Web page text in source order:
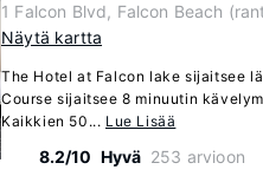
1 Falcon Blvd, Falcon Beach
Näytä kartta
The Hotel at Falcon lake sijaitsee
Course sijaitsee 8 minuutin
Kaikkien 50... Lue Lisää
8.2/10 Hyvä 253 arvioon